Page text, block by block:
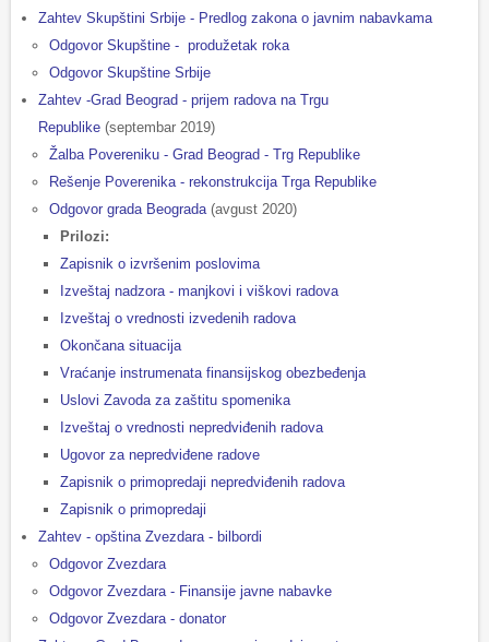
Zahtev Skupštini Srbije - Predlog zakona o javnim nabavkama
Odgovor Skupštine - produžetak roka
Odgovor Skupštine Srbije
Zahtev -Grad Beograd - prijem radova na Trgu
Republike (septembar 2019)
Žalba Povereniku - Grad Beograd - Trg Republike
Rešenje Poverenika - rekonstrukcija Trga Republike
Odgovor grada Beograda (avgust 2020)
Prilozi:
Zapisnik o izvršenim poslovima
Izveštaj nadzora - manjkovi i viškovi radova
Izveštaj o vrednosti izvedenih radova
Okončana situacija
Vraćanje instrumenata finansijskog obezbeđenja
Uslovi Zavoda za zaštitu spomenika
Izveštaj o vrednosti nepredviđenih radova
Ugovor za nepredviđene radove
Zapisnik o primopredaji nepredviđenih radova
Zapisnik o primopredaji
Zahtev - opština Zvezdara - bilbordi
Odgovor Zvezdara
Odgovor Zvezdara - Finansije javne nabavke
Odgovor Zvezdara - donator